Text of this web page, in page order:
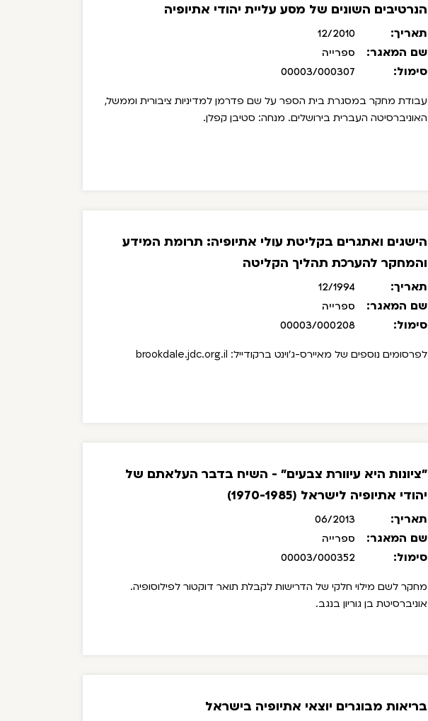
הנרטיבים השונים של מסע עליית יהודי אתיופיה
תאריך: 12/2010
שם המאגר: ספרייה
סימול: 00003/000307
עבודת מחקר במסגרת בית הספר על שם פדרמן למדיניות ציבורית וממשל,
האוניברסיטה העברית בירושלים. מנחה: סטיבן קפלן.
הישגים ואתגרים בקליטת עולי אתיופיה: תרומת המידע
והמחקר להערכת תהליך הקליטה
תאריך: 12/1994
שם המאגר: ספרייה
סימול: 00003/000208
לפרסומים נוספים של מאיירס-ג'וינט ברקודייל: brookdale.jdc.org.il
"ציונות היא עיוורת צבעים" - השיח בדבר העלאתם של
יהודי אתיופיה לישראל (1970-1985)
תאריך: 06/2013
שם המאגר: ספרייה
סימול: 00003/000352
מחקר לשם מילוי חלקי של הדרישות לקבלת תואר דוקטור לפילוסופיה.
אוניברסיטת בן גוריון בנגב.
בריאות מבוגרים יוצאי אתיופיה בישראל